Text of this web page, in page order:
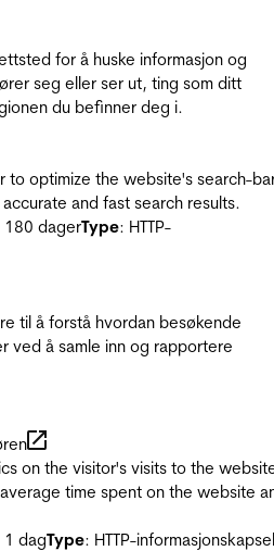
for å huske informasjon og
seg eller ser ut, ting som ditt
du befinner deg i.
to optimize the website's search-
and fast search results.
180 dagerType: HTTP-
til å forstå hvordan besøkende
ved å samle inn og rapportere
on the visitor's visits to the
time spent on the website
1 dagType: HTTP-informasjonskapsel